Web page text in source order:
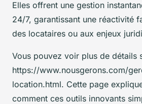
Elles offrent une gestion
24/7, garantissant une réactivité
des locataires ou aux enjeux
Vous pouvez voir plus de détails
https://www.nousgerons.com/
location.html. Cette page
comment ces outils innovants